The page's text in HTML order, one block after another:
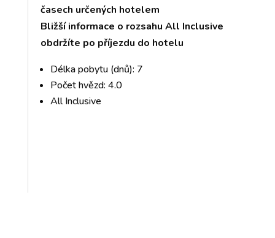
časech určených hotelem
Bližší informace o rozsahu All Inclusive
obdržíte po příjezdu do hotelu
Délka pobytu (dnů): 7
Počet hvězd: 4.0
All Inclusive